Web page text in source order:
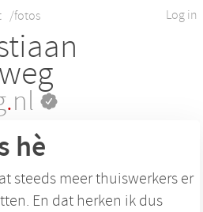
Log in
/fotos
.nl
hè
steeds meer thuiswerkers er
En dat herken ik dus